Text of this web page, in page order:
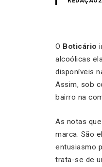
O Boticário
alcoólicas
disponíveis
Assim, sob
bairro na
As notas
marca. São
entusiasmo
trata-se de